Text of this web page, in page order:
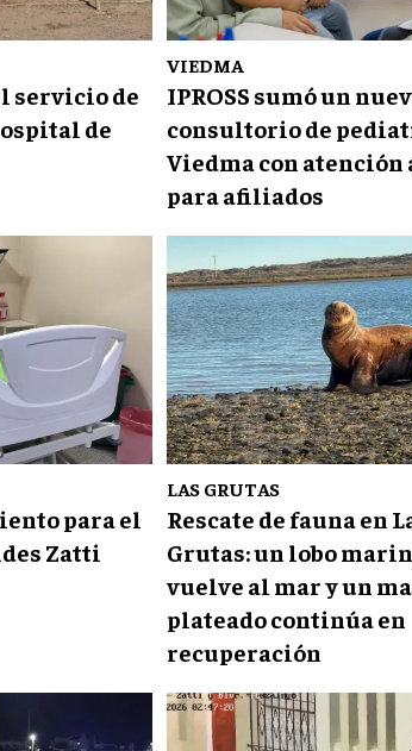
servicio de
de
VIEDMA
IPROSS sumó un
consultorio de
Viedma con atención
para afiliados
para el
Zatti
LAS GRUTAS
Rescate de fauna en
Grutas: un lobo
vuelve al mar y un
plateado continúa en
recuperación